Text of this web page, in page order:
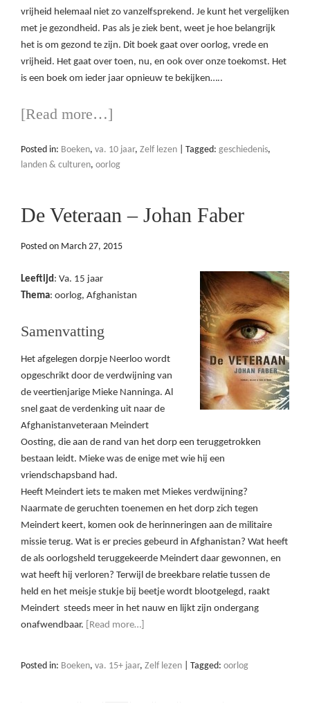
vrijheid helemaal niet zo vanzelfsprekend. Je kunt het vergelijken
met je gezondheid. Pas als je ziek bent, weet je hoe belangrijk
het is om gezond te zijn. Dit boek gaat over oorlog, vrede en
vrijheid. Het gaat over toen, nu, en ook over onze toekomst. Het
is een boek om ieder jaar opnieuw te bekijken…..
[Read more…]
Posted in: Boeken, va. 10 jaar, Zelf lezen Tagged: geschiedenis,
landen & culturen, oorlog
De Veteraan – Johan Faber
Posted on March 27, 2015
Leeftijd: Va. 15 jaar
Thema: oorlog, Afghanistan
Samenvatting
Het afgelegen dorpje Neerloo wordt
opgeschrikt door de verdwijning van
de veertienjarige Mieke Nanninga. Al
snel gaat de verdenking uit naar de
Afghanistanveteraan Meindert
Oosting, die aan de rand van het dorp een teruggetrokken
bestaan leidt. Mieke was de enige met wie hij een
vriendschapsband had.
Heeft Meindert iets te maken met Miekes verdwijning?
Naarmate de geruchten toenemen en het dorp zich tegen
Meindert keert, komen ook de herinneringen aan de militaire
missie terug. Wat is er precies gebeurd in Afghanistan? Wat heeft
de als oorlogsheld teruggekeerde Meindert daar gewonnen, en
wat heeft hij verloren? Terwijl de breekbare relatie tussen de
held en het meisje stukje bij beetje wordt blootgelegd, raakt
Meindert steeds meer in het nauw en lijkt zijn ondergang
onafwendbaar.
[Read more…]
Posted in: Boeken, va. 15+ jaar, Zelf lezen Tagged: oorlog